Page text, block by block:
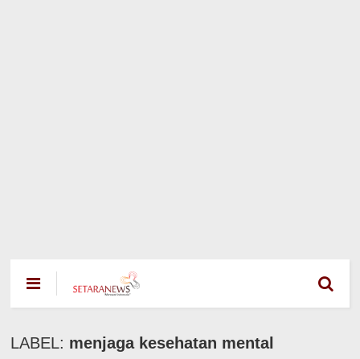
LABEL: menjaga kesehatan mental